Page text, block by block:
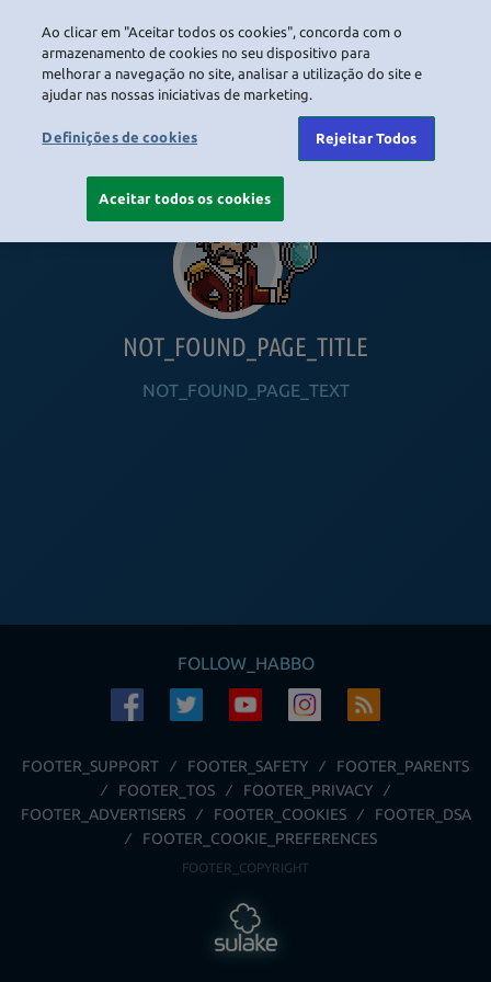
NOT_FOUND_PAGE_TITLE
NOT_FOUND_PAGE_TEXT
FOLLOW_HABBO
FOOTER_SUPPORT FOOTER_SAFETY
FOOTER_PARENTS
FOOTER_TOS
FOOTER_PRIVACY
FOOTER_ADVERTISERS
FOOTER_COOKIES
FOOTER_DSA
FOOTER_COOKIE_PREFERENCES
FOOTER_COPYRIGHT
Ao clicar em "Aceitar todos os cookies", concorda com o
armazenamento de cookies no seu dispositivo para
melhorar a navegação no site, analisar a utilização do site e
ajudar nas nossas iniciativas de marketing.
Definições de cookies Rejeitar Todos
Aceitar todos os cookies